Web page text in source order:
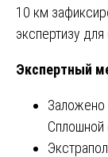
10 км
экспертизу для
Экспертный
Заложено
Сплошной